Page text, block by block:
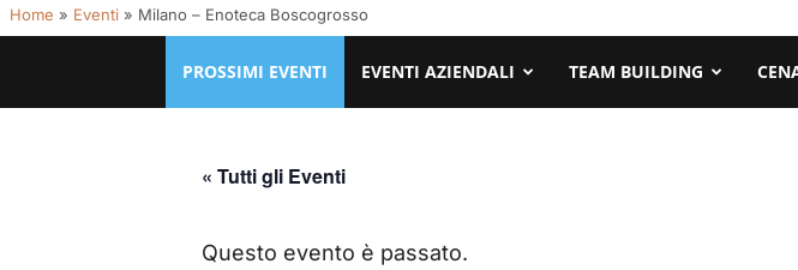
Home » Eventi » Milano – Enoteca Boscogrosso
PROSSIMI EVENTI EVENTI AZIENDALI TEAM BUILDING
« Tutti gli Eventi
Questo evento è passato.